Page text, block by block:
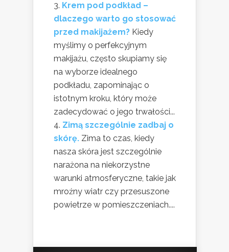
Krem pod podkład –
dlaczego warto go stosować
przed makijażem? Kiedy
myślimy o perfekcyjnym
makijażu, często skupiamy się
na wyborze idealnego
podkładu, zapominając o
istotnym kroku, który może
zadecydować o jego trwałości...
Zimą szczególnie zadbaj o
skórę. Zima to czas, kiedy
nasza skóra jest szczególnie
narażona na niekorzystne
warunki atmosferyczne, takie jak
mroźny wiatr czy przesuszone
powietrze w pomieszczeniach....